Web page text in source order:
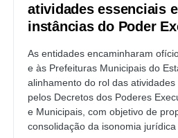
atividades essenciais
instâncias do Poder
As entidades encaminharam
e às Prefeituras Municipais do
alinhamento do rol das
pelos Decretos dos Poderes
e Municipais, com objetivo de
consolidação da isonomia jurídica